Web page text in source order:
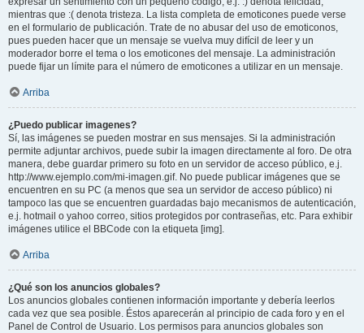
mientras que :( denota tristeza. La lista completa de emoticones puede verse
en el formulario de publicación. Trate de no abusar del uso de emoticonos,
pues pueden hacer que un mensaje se vuelva muy difícil de leer y un
moderador borre el tema o los emoticones del mensaje. La administración
puede fijar un límite para el número de emoticones a utilizar en un mensaje.
Arriba
¿Puedo publicar imagenes?
Sí, las imágenes se pueden mostrar en sus mensajes. Si la administración
permite adjuntar archivos, puede subir la imagen directamente al foro. De otra
manera, debe guardar primero su foto en un servidor de acceso público, e.j.
http://www.ejemplo.com/mi-imagen.gif. No puede publicar imágenes que se
encuentren en su PC (a menos que sea un servidor de acceso público) ni
tampoco las que se encuentren guardadas bajo mecanismos de autenticación,
e.j. hotmail o yahoo correo, sitios protegidos por contraseñas, etc. Para exhibir
imágenes utilice el BBCode con la etiqueta [img].
Arriba
¿Qué son los anuncios globales?
Los anuncios globales contienen información importante y debería leerlos
cada vez que sea posible. Éstos aparecerán al principio de cada foro y en el
Panel de Control de Usuario. Los permisos para anuncios globales son